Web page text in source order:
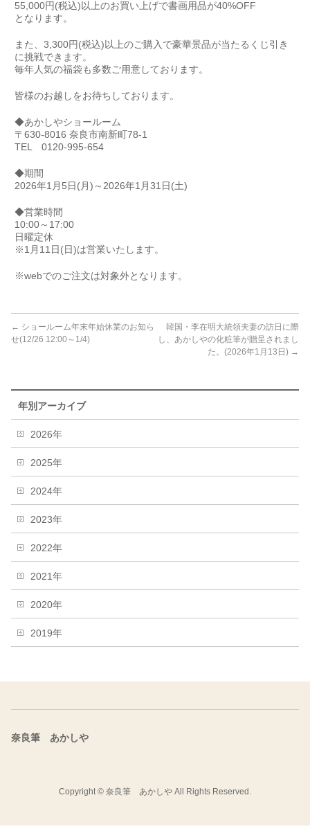
55,000円(税込)以上のお買い上げで書画用品が40%OFF
となります。
また、3,300円(税込)以上のご購入で豪華景品が当たるくじ引き
に挑戦できます。
毎年人気の福袋も多数ご用意しております。
皆様のお越しをお待ちしております。
◆あかしやショールーム
〒630-8016 奈良市南新町78-1
TEL 0120-995-654
◆期間
2026年1月5日(月)～2026年1月31日(土)
◆営業時間
10:00～17:00
日曜定休
※1月11日(日)は営業いたします。
※webでのご注文は対象外となります。
← ショールーム年末年始休業のお知ら
せ(12/26 12:00～1/4)
韓国・李在明大統領夫妻の訪日に際
し、あかしやの化粧筆が贈呈されまし
た。(2026年1月13日) →
年別アーカイブ
2026年
2025年
2024年
2023年
2022年
2021年
2020年
2019年
奈良筆 あかしや
Copyright © 奈良筆 あかしや All Rights Reserved.